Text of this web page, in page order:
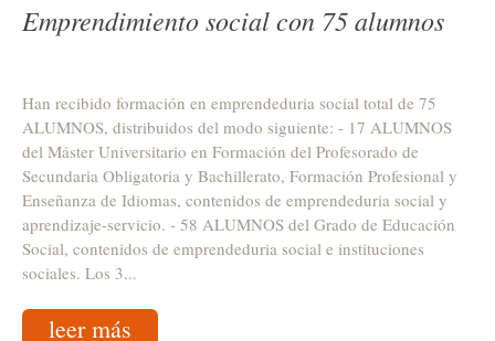
Emprendimiento social con 75 alumnos
Han recibido formación en emprendeduria social total de 75
ALUMNOS, distribuidos del modo siguiente: - 17 ALUMNOS
del Máster Universitario en Formación del Profesorado de
Secundaria Obligatoria y Bachillerato, Formación Profesional y
Enseñanza de Idiomas, contenidos de emprendeduria social y
aprendizaje-servicio. - 58 ALUMNOS del Grado de Educación
Social, contenidos de emprendeduria social e instituciones
sociales. Los 3...
leer más